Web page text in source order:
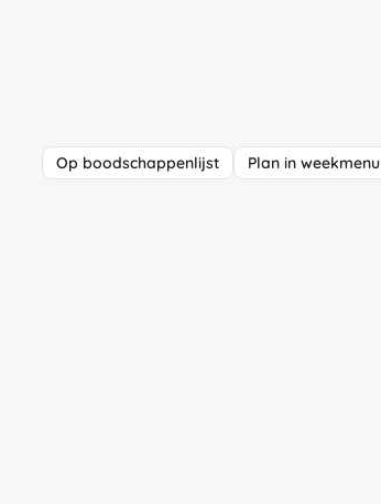
Op boodschappenlijst Plan in weekmenu